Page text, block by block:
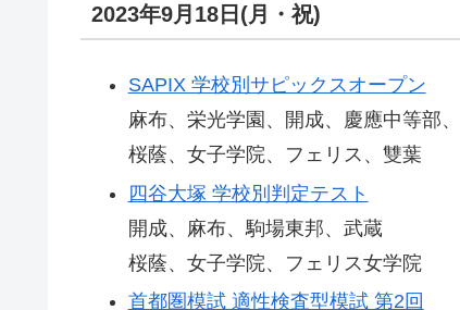
2023年9月18日(月・祝)
SAPIX 学校別サピックスオープン
麻布、栄光学園、開成、慶應中等部
桜蔭、女子学院、フェリス、雙葉
四谷大塚 学校別判定テスト
開成、麻布、駒場東邦、武蔵
桜蔭、女子学院、フェリス女学院
首都圏模試 適性検査型模試 第2回